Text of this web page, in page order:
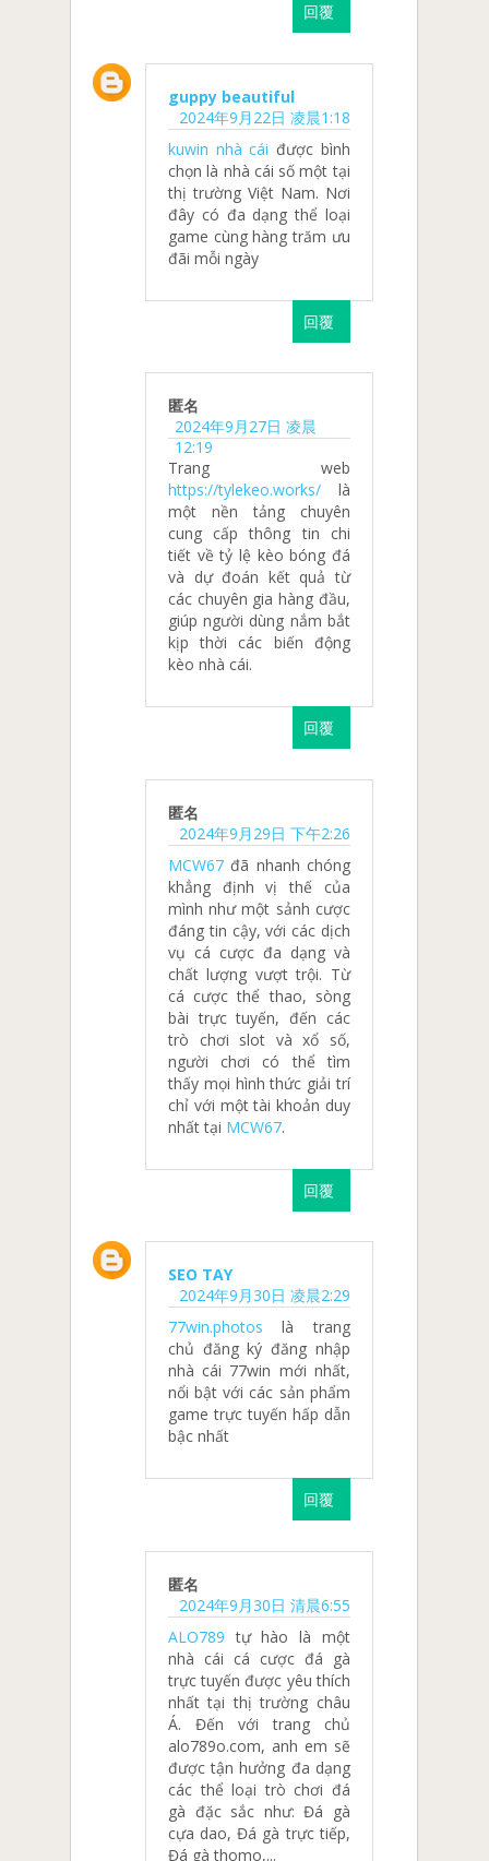
回覆
guppy beautiful
2024年9月22日 凌晨1:18
kuwin nhà cái được bình
chọn là nhà cái số một tại
thị trường Việt Nam. Nơi
đây có đa dạng thể loại
game cùng hàng trăm ưu
đãi mỗi ngày
回覆
匿名
2024年9月27日 凌晨
12:19
Trang web
https://tylekeo.works/ là
một nền tảng chuyên
cung cấp thông tin chi
tiết về tỷ lệ kèo bóng đá
và dự đoán kết quả từ
các chuyên gia hàng đầu,
giúp người dùng nắm bắt
kịp thời các biến động
kèo nhà cái.
回覆
匿名
2024年9月29日 下午2:26
MCW67 đã nhanh chóng
khẳng định vị thế của
mình như một sảnh cược
đáng tin cậy, với các dịch
vụ cá cược đa dạng và
chất lượng vượt trội. Từ
cá cược thể thao, sòng
bài trực tuyến, đến các
trò chơi slot và xổ số,
người chơi có thể tìm
thấy mọi hình thức giải trí
chỉ với một tài khoản duy
nhất tại MCW67.
回覆
SEO TAY
2024年9月30日 凌晨2:29
77win.photos là trang
chủ đăng ký đăng nhập
nhà cái 77win mới nhất,
nổi bật với các sản phẩm
game trực tuyến hấp dẫn
bậc nhất
回覆
匿名
2024年9月30日 清晨6:55
ALO789 tự hào là một
nhà cái cá cược đá gà
trực tuyến được yêu thích
nhất tại thị trường châu
Á. Đến với trang chủ
alo789o.com, anh em sẽ
được tận hưởng đa dạng
các thể loại trò chơi đá
gà đặc sắc như: Đá gà
cựa dao, Đá gà trực tiếp,
Đá gà thomo,...